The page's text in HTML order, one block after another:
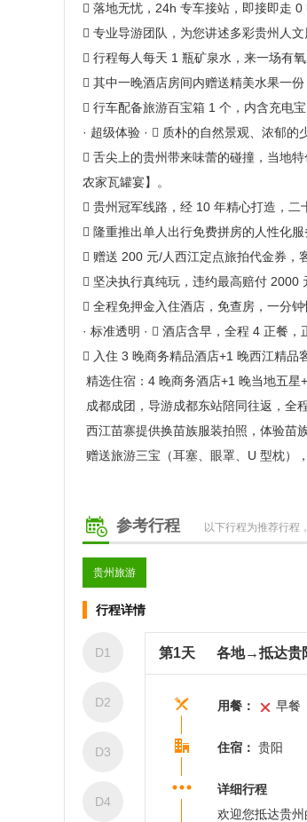
 落地无忧，24h 专车接站，即接即走 0
 专业导游团队，为您讲述多彩贵州人文
 行程每人每天 1 瓶矿泉水，来一场有氧
 其中一晚酒店房间内赠送精美水果一份
 行车配备旅游百宝箱 1 个，内含充电
· 超级体验 ·  质朴的自然景观、浓郁的
 舌尖上的贵州带来味蕾的碰撞，当地
农家瓦罐宴】。
 贵州冠军线路，经 10 年精心打造，二
 隆重推出单人出行免费拼房的人性化
 赠送 200 元/人西江定点旅拍代金券，
 坚决执行真纯玩，违约最高赔付 2000
 全程免押金入住酒店，免查房，一分钟
· 标准透明 ·  酒店含早，全程 4 正餐，
 入住 3 晚商务精品酒店+1 晚西江精品
精选住宿：4 晚商务酒店+1 晚当地五星
成都成团，导游成都东站陪同往返，全
西江苗寨提供换苗族服装拍照，体验苗
赠送旅游三宝（耳塞、眼罩、U 型枕）
参考行程 以下行程为推荐行程
贵州旅游
行程详情
D1
D2
D3
D4
第1天 各地→抵达贵
用餐： 早餐
住宿： 贵阳
详细行程
欢迎您抵达贵